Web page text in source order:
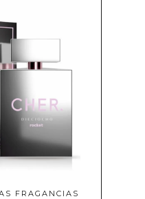
FRAGANCIAS